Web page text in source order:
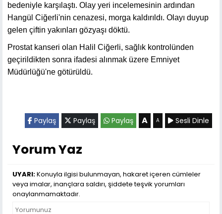
bedeniyle karşılaştı. Olay yeri incelemesinin ardından
Hangül Ciğerli'nin cenazesi, morga kaldırıldı. Olayı duyup
gelen çiftin yakınları gözyaşı döktü.
Prostat kanseri olan Halil Ciğerli, sağlık kontrolünden
geçirildikten sonra ifadesi alınmak üzere Emniyet
Müdürlüğü'ne götürüldü.
Paylaş Paylaş Paylaş A A Sesli Dinle
Yorum Yaz
UYARI:Konuyla ilgisi bulunmayan, hakaret içeren cümleler
veya imalar, inançlara saldırı, şiddete teşvik yorumları
onaylanmamaktadır.